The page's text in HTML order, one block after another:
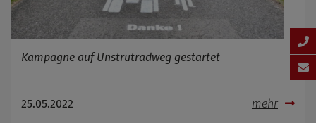
Kampagne auf Unstrutradweg gestartet
25.05.2022 mehr